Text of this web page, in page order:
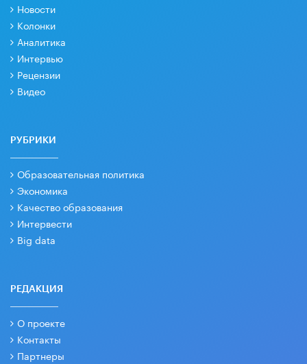
Новости
Колонки
Аналитика
Интервью
Рецензии
Видео
РУБРИКИ
Образовательная политика
Экономика
Качество образования
Интервести
Big data
РЕДАКЦИЯ
О проекте
Контакты
Партнеры